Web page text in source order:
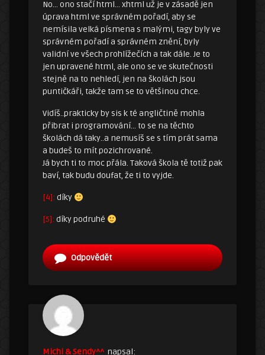
No… ono stačí html… xhtml už je v zásadě jen
úprava html ve správném pořadí, aby se
nemísila velká písmena s malými, tagy byly ve
správném pořadí a správném znění, byly
validní ve všech prohlížečích a tak dále. Je to
jen upravené html, ale ono se ve skutečnosti
stejně na to nehledí, jen na školách jsou
puntičkáři, takže tam se to většinou chce.
Vidíš..prakticky by sis k té angličtině mohla
přibrat i programování… to se na těchto
školách dá taky..a nemusíš se s tím prát sama
a budeš to mít pozichrované.
Já bych ti to moc přála. Taková škola tě totiž pak
baví, tak budu doufat, že ti to vyjde.
[4]: díky
[5]: díky podruhé
Odpovědět
Michi & Sendy^^ napsal: